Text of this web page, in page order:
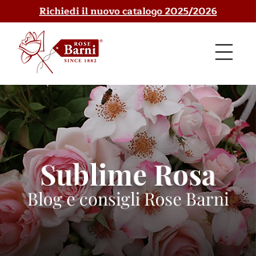
Richiedi il nuovo catalogo 2025/2026
Sublime Rosa
Blog e consigli Rose Barni